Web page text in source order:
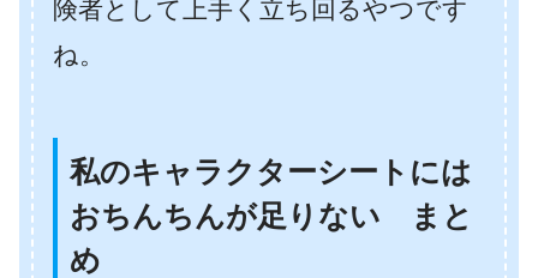
険者として上手く立ち回るやつです
ね。
私のキャラクターシートには
おちんちんが足りない まと
め